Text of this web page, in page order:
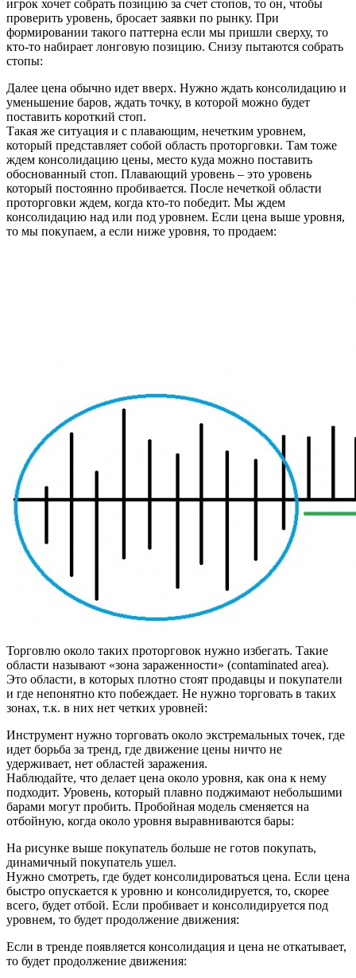
игрок хочет собрать позицию за счет стопов, то он, чтобы
проверить уровень, бросает заявки по рынку. При
формировании такого паттерна если мы пришли сверху, то
кто-то набирает лонговую позицию. Снизу пытаются собрать
стопы:
Далее цена обычно идет вверх. Нужно ждать консолидацию и
уменьшение баров, ждать точку, в которой можно будет
поставить короткий стоп.
Такая же ситуация и с плавающим, нечетким уровнем,
который представляет собой область проторговки. Там тоже
ждем консолидацию цены, место куда можно поставить
обоснованный стоп. Плавающий уровень – это уровень
который постоянно пробивается. После нечеткой области
проторговки ждем, когда кто-то победит. Мы ждем
консолидацию над или под уровнем. Если цена выше уровня,
то мы покупаем, а если ниже уровня, то продаем:
Торговлю около таких проторговок нужно избегать. Такие
области называют «зона зараженности» (contaminated area).
Это области, в которых плотно стоят продавцы и покупатели
и где непонятно кто побеждает. Не нужно торговать в таких
зонах, т.к. в них нет четких уровней:
Инструмент нужно торговать около экстремальных точек, где
идет борьба за тренд, где движение цены ничто не
удерживает, нет областей заражения.
Наблюдайте, что делает цена около уровня, как она к нему
подходит. Уровень, который плавно поджимают небольшими
барами могут пробить. Пробойная модель сменяется на
отбойную, когда около уровня выравниваются бары:
На рисунке выше покупатель больше не готов покупать,
динамичный покупатель ушел.
Нужно смотреть, где будет консолидироваться цена. Если цена
быстро опускается к уровню и консолидируется, то, скорее
всего, будет отбой. Если пробивает и консолидируется под
уровнем, то будет продолжение движения:
Если в тренде появляется консолидация и цена не откатывает,
то будет продолжение движения: